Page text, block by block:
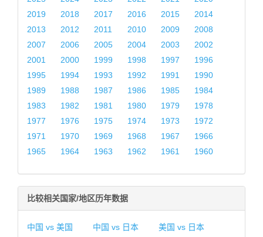
2019
2018 2017 2016 2015
2014
2013
2012 2011 2010 2009
2008
2007
2006 2005 2004 2003
2002
2001
2000 1999 1998 1997
1996
1995
1994 1993 1992 1991
1990
1989
1988 1987 1986 1985
1984
1983
1982 1981 1980 1979
1978
1977
1976 1975 1974 1973
1972
1971
1970 1969 1968 1967
1966
1965
1964 1963 1962 1961 1960
比较相关国家/地区历年数据
中国 vs 美国 中国 vs 日本
美国 vs 日本